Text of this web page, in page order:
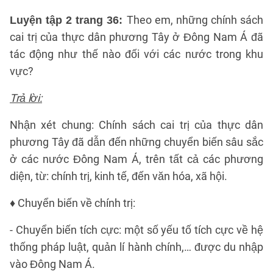
Luyện tập 2 trang 36: Theo em, những chính sách
cai trị của thực dân phương Tây ở Đông Nam Á đã
tác động như thế nào đối với các nước trong khu
vực?
Trả lời:
Nhận xét chung: Chính sách cai trị của thực dân
phương Tây đã dẫn đến những chuyển biến sâu sắc
ở các nước Đông Nam Á, trên tất cả các phương
diện, từ: chính trị, kinh tế, đến văn hóa, xã hội.
♦ Chuyển biến về chính trị:
- Chuyển biến tích cực: một số yếu tố tích cực về hệ
thống pháp luật, quản lí hành chính,… được du nhập
vào Đông Nam Á.